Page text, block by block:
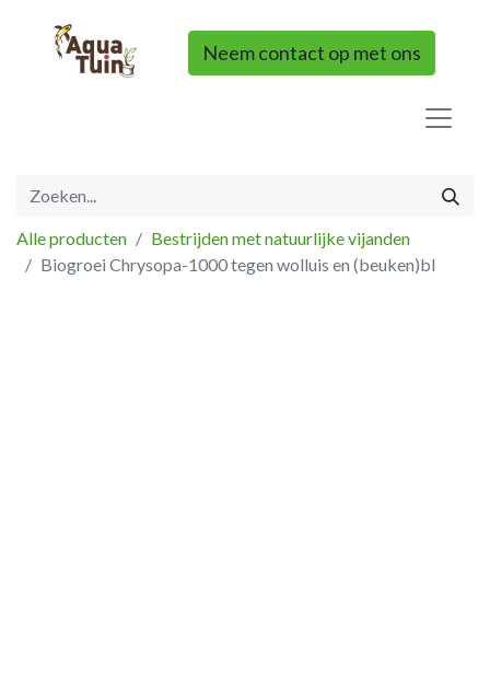
Neem contact op met ons
Alle producten
Bestrijden met natuurlijke vijanden
Biogroei Chrysopa-1000 tegen wolluis en (beuken)bl